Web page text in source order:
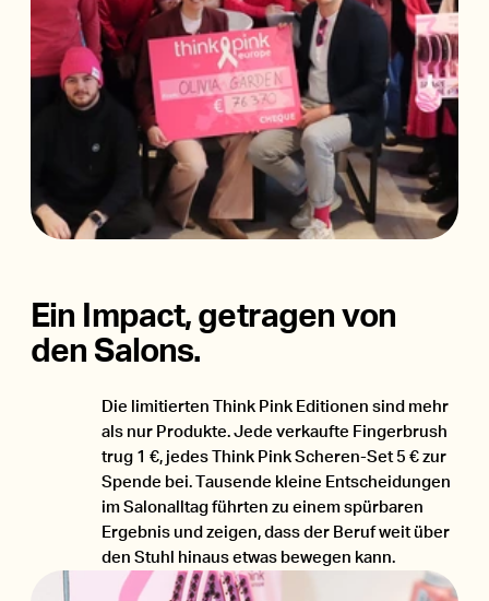
Barberline
Ein Impact, getragen von
den Salons.
Die limitierten Think Pink Editionen sind mehr
als nur Produkte. Jede verkaufte Fingerbrush
trug 1 €, jedes Think Pink Scheren-Set 5 € zur
Spende bei. Tausende kleine Entscheidungen
im Salonalltag führten zu einem spürbaren
Ergebnis und zeigen, dass der Beruf weit über
den Stuhl hinaus etwas bewegen kann.